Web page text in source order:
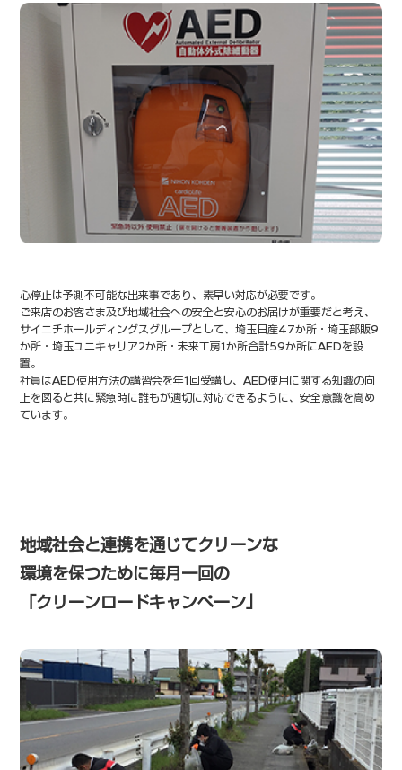
心停止は予測不可能な出来事であり、素早い対応が必要です。
ご来店のお客さま及び地域社会への安全と安心のお届けが重要だと考え、
サイニチホールディングスグループとして、埼玉日産47か所・埼玉部販9
か所・ 埼玉ユニキャリア2か所・未来工房1か所合計59か所にAEDを設
置。
社員はAED使用方法の講習会を年1回受講し、AED使用に関する知識の向
上を図ると共に緊急時に誰もが適切に対応できるように、安全意識を高め
ています。
地域社会と連携を通じてクリーンな
環境を保つために毎月一回の
「クリーンロードキャンペーン」